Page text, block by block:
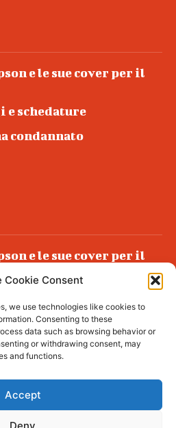
Cookie Consent
we use technologies like cookies to
Consenting to these
data such as browsing behavior or
or withdrawing consent, may
and functions.
Accept
Deny
e le sue cover per il
e schedature
condannato
e le sue cover per il
condannato